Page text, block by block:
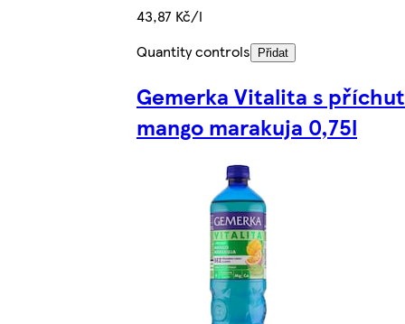
43,87 Kč/l
Quantity controls
Přidat
Gemerka Vitalita s
mango marakuja 0,75l